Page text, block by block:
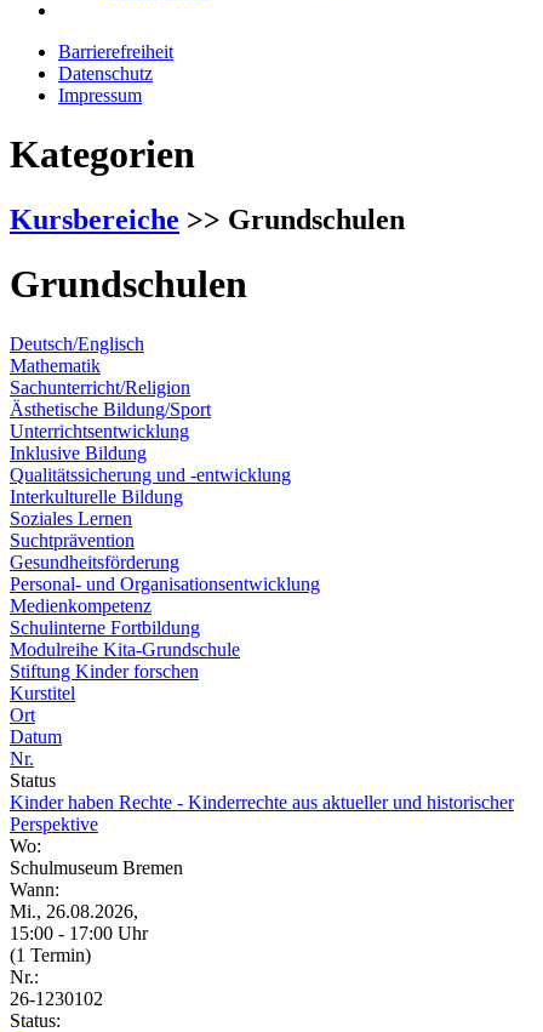
Barrierefreiheit
Datenschutz
Impressum
Kategorien
Kursbereiche >> Grundschulen
Grundschulen
Deutsch/Englisch
Mathematik
Sachunterricht/Religion
Ästhetische Bildung/Sport
Unterrichtsentwicklung
Inklusive Bildung
Qualitätssicherung und -entwicklung
Interkulturelle Bildung
Soziales Lernen
Suchtprävention
Gesundheitsförderung
Personal- und Organisationsentwicklung
Medienkompetenz
Schulinterne Fortbildung
Modulreihe Kita-Grundschule
Stiftung Kinder forschen
Kurstitel
Ort
Datum
Nr.
Status
Kinder haben Rechte - Kinderrechte aus aktueller und historischer
Perspektive
Wo:
Schulmuseum Bremen
Wann:
Mi., 26.08.2026,
15:00 - 17:00 Uhr
(1 Termin)
Nr.:
26-1230102
Status: